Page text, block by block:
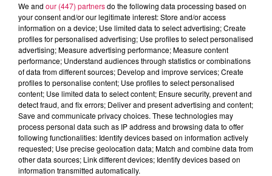
Eva Spilmont
Balade et Vous
0:00 2 min 56 sec
17 mars 2025 - 2 min 56 sec
17.03.2025 - LA FÊTE DU COURT MÉTRAGE C'EST
CE SAMEDI À MAUBEUGE
We and our (447) partnersdo the following data processing based on
your consent and/or our legitimate interest: Store and/or access
information on a device; Use limited data to select advertising; Create
profiles for personalised advertising; Use profiles to select personalised
advertising; Measure advertising performance; Measure content
performance; Understand audiences through statistics or combinations
of data from different sources; Develop and improve services; Create
profiles to personalise content; Use profiles to select personalised
content; Use limited data to select content; Ensure security, prevent and
detect fraud, and fix errors; Deliver and present advertising and content;
Save and communicate privacy choices. These technologies may
process personal data such as IP address and browsing data to offer
following functionalities: Identify devices based on information actively
requested; Use precise geolocation data; Match and combine data from
other data sources; Link different devices; Identify devices based on
information transmitted automatically.